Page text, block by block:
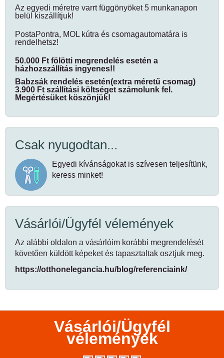
Az egyedi méretre varrt függönyöket 5 munkanapon
belül kiszállítjuk!
PostaPontra, MOL kútra és csomagautomatára is
rendelhetsz!
50.000 Ft fölötti megrendelés esetén a
házhozszállítás ingyenes!!
Babzsák rendelés esetén(extra méretű csomag)
3.900 Ft szállítási költséget számolunk fel.
Megértésüket köszönjük!
Csak nyugodtan...
Egyedi kívánságokat is szívesen teljesítünk,
keress minket!
Vásárlói/Ügyfél vélemények
Az alábbi oldalon a vásárlóim korábbi megrendelését
követően küldött képeket és tapasztaltak osztjuk meg.
https://otthonelegancia.hu/blog/referenciaink/
Vásárlói/Ügyfél
vélemények